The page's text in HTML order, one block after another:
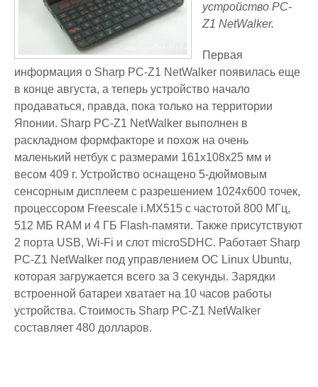
устройство PC-
Z1 NetWalker.
Первая
информация о Sharp PC-Z1 NetWalker появилась еще
в конце августа, а теперь устройство начало
продаваться, правда, пока только на территории
Японии. Sharp PC-Z1 NetWalker выполнен в
раскладном формфакторе и похож на очень
маленький нетбук с размерами 161х108х25 мм и
весом 409 г. Устройство оснащено 5-дюймовым
сенсорным дисплеем с разрешением 1024х600 точек,
процессором Freescale i.MX515 с частотой 800 МГц,
512 МБ RAM и 4 ГБ Flash-памяти. Также присутствуют
2 порта USB, Wi-Fi и слот microSDHC. Работает Sharp
PC-Z1 NetWalker под управлением ОС Linux Ubuntu,
которая загружается всего за 3 секунды. Зарядки
встроенной батареи хватает на 10 часов работы
устройства. Стоимость Sharp PC-Z1 NetWalker
составляет 480 долларов.